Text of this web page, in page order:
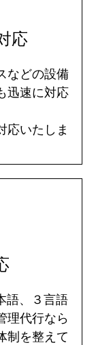
応
などの設備
迅速に対応
応いたしま
語、３言語
理代行なら
制を整えて